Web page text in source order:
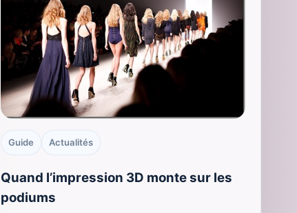
Guide Actualités
Quand l’impression 3D monte sur les
podiums